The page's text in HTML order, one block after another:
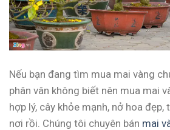
Nếu bạn đang tìm mua mai vàng
phân vân không biết nên mua mai
hợp lý, cây khỏe mạnh, nở hoa đẹp,
nơi rồi. Chúng tôi chuyên bán mai